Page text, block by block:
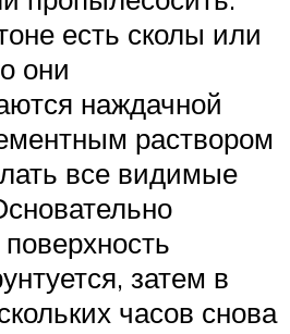
есть сколы или
они
наждачной
раствором
все видимые
затем в
часов снова